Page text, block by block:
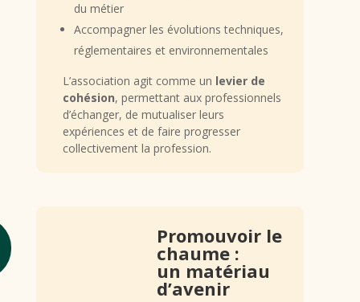
du métier
Accompagner les évolutions techniques,
réglementaires et environnementales
L’association agit comme un levier de
cohésion, permettant aux professionnels
d’échanger, de mutualiser leurs
expériences et de faire progresser
collectivement la profession.
Promouvoir le
chaume :
un matériau
d’avenir